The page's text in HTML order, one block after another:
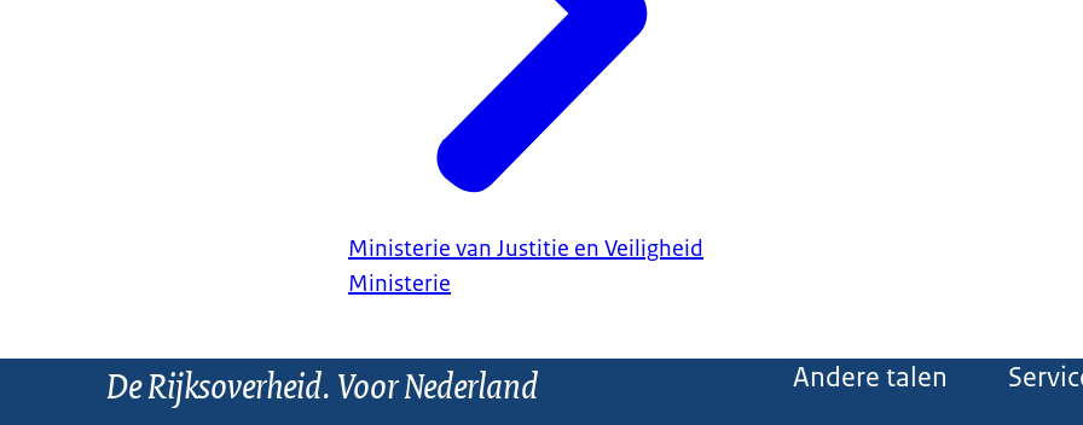
Ministerie van Justitie en Veiligheid
Ministerie
De Rijksoverheid. Voor Nederland Andere talen